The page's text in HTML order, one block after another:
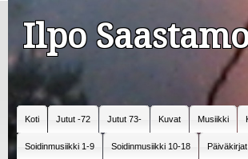
Ilpo
Koti Jutut -72 Jutut 73- Kuvat Musiikki
Soidinmusiikki 1-9 Soidinmusiikki 10-18 Päiväkirjat